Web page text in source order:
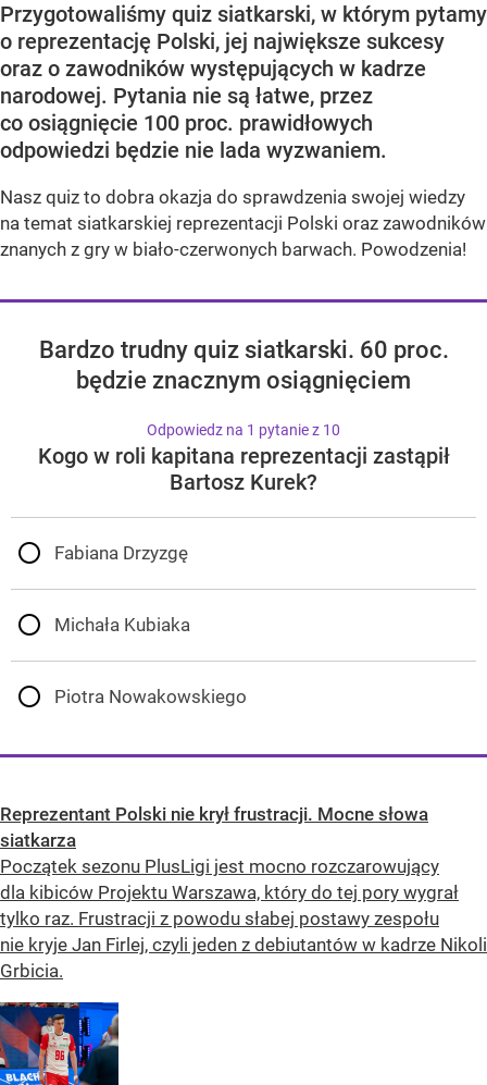
Przygotowaliśmy quiz siatkarski, w którym pytamy
o reprezentację Polski, jej największe sukcesy
oraz o zawodników występujących w kadrze
narodowej. Pytania nie są łatwe, przez
co osiągnięcie 100 proc. prawidłowych
odpowiedzi będzie nie lada wyzwaniem.
Nasz quiz to dobra okazja do sprawdzenia swojej wiedzy
na temat siatkarskiej reprezentacji Polski oraz zawodników
znanych z gry w biało-czerwonych barwach. Powodzenia!
Bardzo trudny quiz siatkarski. 60 proc.
będzie znacznym osiągnięciem
Odpowiedz na 1 pytanie z 10
Kogo w roli kapitana reprezentacji zastąpił
Bartosz Kurek?
Fabiana Drzyzgę
Michała Kubiaka
Piotra Nowakowskiego
Reprezentant Polski nie krył frustracji. Mocne słowa
siatkarza
Początek sezonu PlusLigi jest mocno rozczarowujący
dla kibiców Projektu Warszawa, który do tej pory wygrał
tylko raz. Frustracji z powodu słabej postawy zespołu
nie kryje Jan Firlej, czyli jeden z debiutantów w kadrze Nikoli
Grbicia.